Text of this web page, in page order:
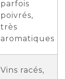
parfois
poivrés,
très
aromatiques
Vins racés,